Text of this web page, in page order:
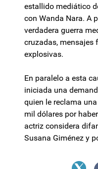
estallido mediático
con Wanda Nara. A
verdadera guerra
cruzadas, mensajes
explosivas.
En paralelo a esta
iniciada una
quien le reclama
mil dólares por
actriz considera
Susana Giménez y